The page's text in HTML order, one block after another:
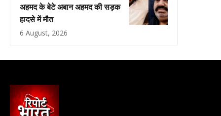
अहमद के बेटे अबान अहमद की सड़क
हादसे में मौत
6 August, 2026